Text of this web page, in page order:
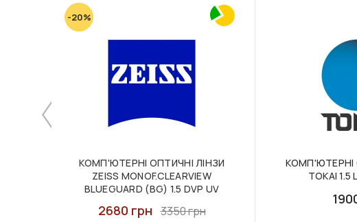
-20%
КОМП'ЮТЕРНІ ОПТИЧНІ ЛІНЗИ
ZEISS MONOF.CLEARVIEW
BLUEGUARD (BG) 1.5 DVP UV
2680 грн 3350 грн
КОМП'ЮТЕРНІ
TOKAI 1.5